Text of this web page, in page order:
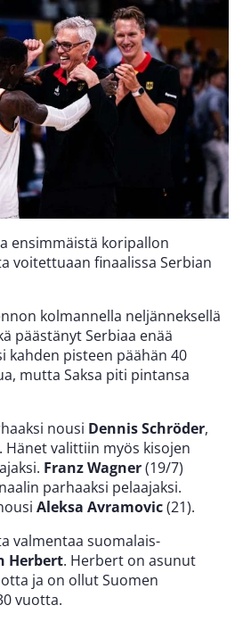
ensimmäistä koripallon
voitettuaan finaalissa Serbian
kolmannella neljänneksellä
päästänyt Serbiaa enää
kahden pisteen päähän 40
mutta Saksa piti pintansa
nousi Dennis Schröder,
valittiin myös kisojen
Franz Wagner(19/7)
parhaaksi pelaajaksi.
Aleksa Avramovic(21).
valmentaa suomalais-
Herbert. Herbert on asunut
ja on ollut Suomen
vuotta.